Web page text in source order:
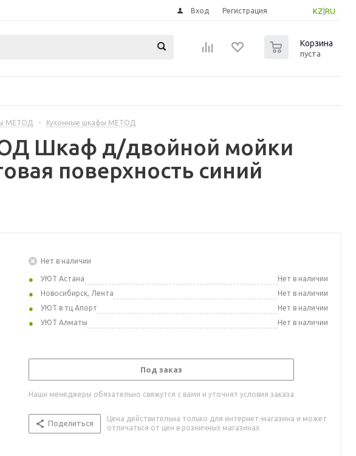
KZ RU
Вход Регистрация
Корзина
пуста
МЕТОД - Кухонные шкафы МЕТОД
Шкаф д/двойной мойки
поверхность синий
Нет в наличии
УЮТ Астана
Нет в наличии
Новосибирск, Лента
Нет в наличии
УЮТ в тц Апорт
Нет в наличии
УЮТ Алматы
Нет в наличии
Под заказ
Наши менеджеры обязательно свяжутся с вами и уточнят условия заказа
Поделиться
Цена действительна только для интернет-магазина и может
отличаться от цен в розничных магазинах